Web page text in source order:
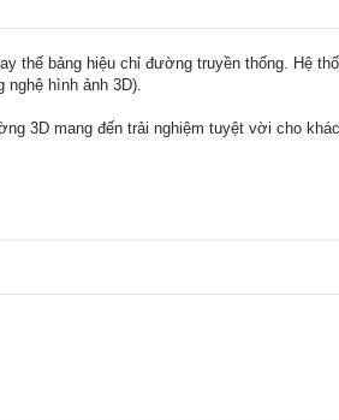
thế bảng hiệu chỉ đường truyền thống. Hệ
hình ảnh 3D).
3D mang đến trải nghiệm tuyệt vời cho